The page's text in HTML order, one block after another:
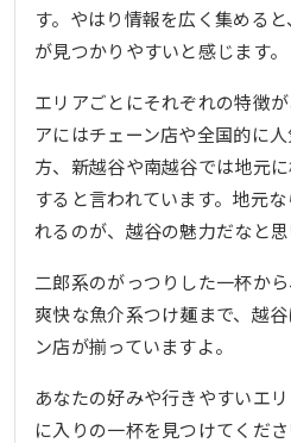
す。やはり情報を広く集める
が見つかりやすいと感じます。
エリアごとにそれぞれの特徴
アにはチェーン店や全国的に
方、新越谷や南越谷では地元
すると言われています。地元
れるのが、越谷の魅力だなと思
二郎系のがっつりした一杯か
爽快な魚介系つけ麺まで、越
ン店が揃っていますよ。
あなたの好みや行きやすいエ
に入りの一杯を見つけてくださ